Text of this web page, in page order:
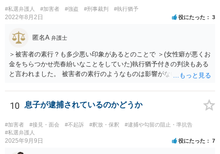
#私選弁護人 #加害者 #強盗 #刑事裁判 #執行猶予
2022年8月2日 役にたった 3
匿名A 弁護士
＞被害者の素行？も多少悪い印象があるとのことで ＞(女性癖が悪くお
金をちらつかせ売春紛いなことをしていた)執行猶予付きの判決もある
と言われました。 被害者の素行のようなものは影響がないかと思いま
はあるのではないでしょうか。
10 息子が逮捕されているのかどうか
#加害者 #接見・面会 #不起訴 #釈放・保釈
#逮捕や勾留の阻止・準抗告
#私選弁護人
2025年9月9日 役にたった 7